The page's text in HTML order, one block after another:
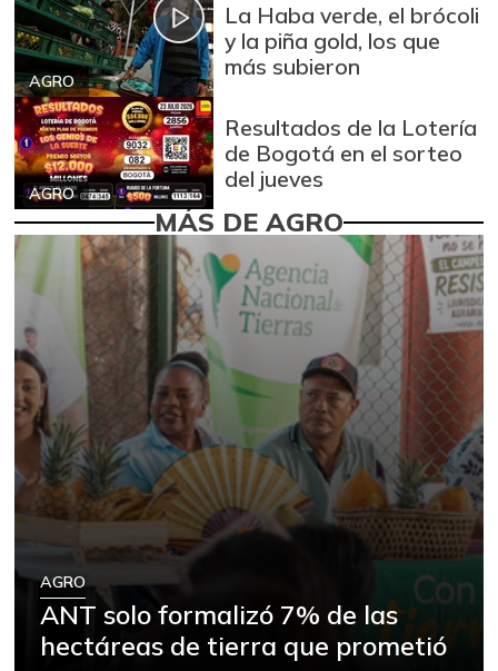
AGRO
La Haba verde, el brócoli
y la piña gold, los que
más subieron
AGRO
Resultados de la Lotería
de Bogotá en el sorteo
del jueves
MÁS DE AGRO
AGRO
ANT solo formalizó 7% de las
hectáreas de tierra que prometió